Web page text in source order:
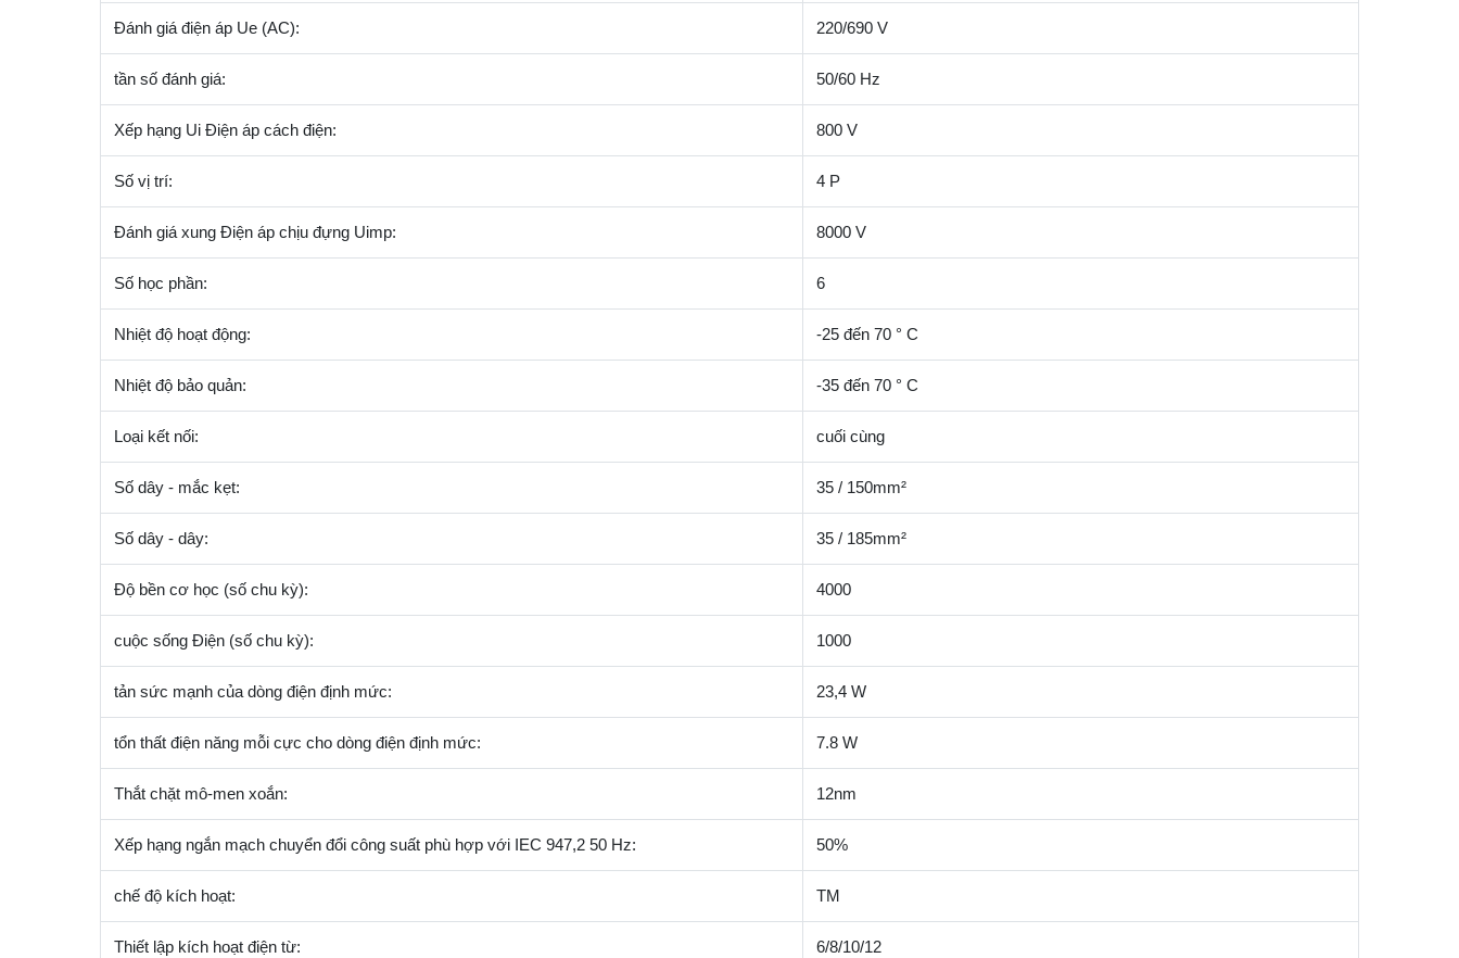
Đánh giá điện áp Ue (AC): 220/690 V
tần số đánh giá: 50/60 Hz
Xếp hạng Ui Điện áp cách điện: 800 V
Số vị trí: 4 P
Đánh giá xung Điện áp chịu đựng Uimp: 8000 V
Số học phần: 6
Nhiệt độ hoạt động: -25 đến 70 ° C
Nhiệt độ bảo quản: -35 đến 70 ° C
Loại kết nối: cuối cùng
Số dây - mắc kẹt: 35 / 150mm²
Số dây - dây: 35 / 185mm²
Độ bền cơ học (số chu kỳ): 4000
cuộc sống Điện (số chu kỳ): 1000
tản sức mạnh của dòng điện định mức: 23,4 W
tổn thất điện năng mỗi cực cho dòng điện định mức: 7.8 W
Thắt chặt mô-men xoắn: 12nm
Xếp hạng ngắn mạch chuyển đổi công suất phù hợp với IEC 947,2 50 Hz: 50%
chế độ kích hoạt: TM
Thiết lập kích hoạt điện từ: 6/8/10/12